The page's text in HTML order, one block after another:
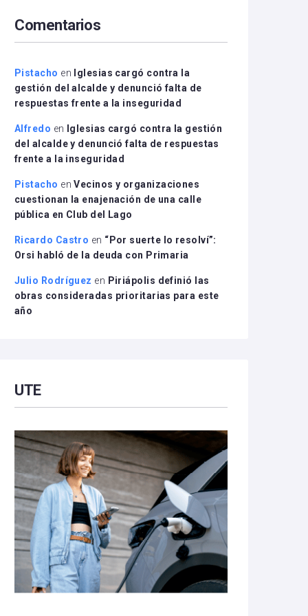
disminuir
el
Comentarios
Pistacho en
Iglesias cargó contra la
gestión del alcalde y denunció falta de
respuestas frente a la inseguridad
Alfredo en
Iglesias cargó contra la gestión
del alcalde y denunció falta de respuestas
frente a la inseguridad
Pistacho enVecinos y organizaciones
cuestionan la enajenación de una calle
pública en Club del Lago
Ricardo Castro en “Por suerte lo resolví”:
Orsi habló de la deuda con Primaria
Julio Rodríguez en Piriápolis definió las
obras consideradas prioritarias para este
año
UTE